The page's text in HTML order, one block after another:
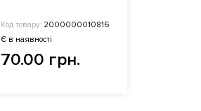
Код товару: 2000000010816
Є в наявності
70.00 грн.